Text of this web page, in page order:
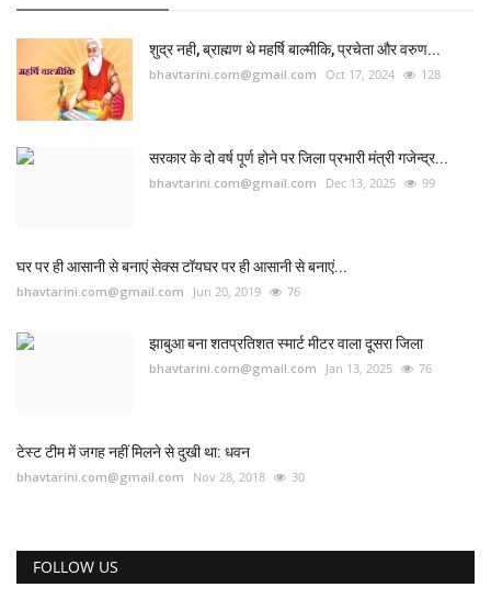
शुद्र नही, ब्राह्मण थे महर्षि बाल्मीकि, प्रचेता और वरुण...
bhavtarini.com@gmail.com Oct 17, 2024 128
सरकार के दो वर्ष पूर्ण होने पर जिला प्रभारी मंत्री गजेन्द्र...
bhavtarini.com@gmail.com Dec 13, 2025 99
घर पर ही आसानी से बनाएं सेक्स टॉयघर पर ही आसानी से बनाएं...
bhavtarini.com@gmail.com Jun 20, 2019 76
झाबुआ बना शतप्रतिशत स्मार्ट मीटर वाला दूसरा जिला
bhavtarini.com@gmail.com Jan 13, 2025 76
टेस्ट टीम में जगह नहीं मिलने से दुखी था: धवन
bhavtarini.com@gmail.com Nov 28, 2018 30
FOLLOW US